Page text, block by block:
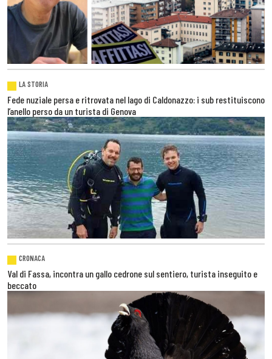
LA STORIA
Fede nuziale persa e ritrovata nel lago di Caldonazzo: i sub restituiscono
l’anello perso da un turista di Genova
CRONACA
Val di Fassa, incontra un gallo cedrone sul sentiero, turista inseguito e
beccato